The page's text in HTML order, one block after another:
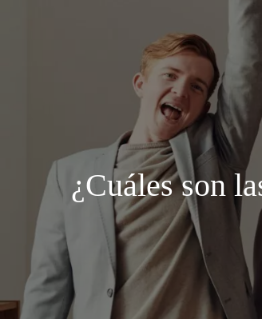
¿Cuáles son